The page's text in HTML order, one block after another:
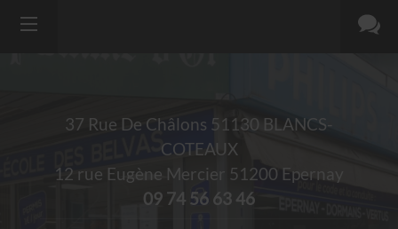
37 Rue De Châlons 51130 BLANCS-
COTEAUX
12 rue Eugène Mercier 51200 Epernay
09 74 56 63 46